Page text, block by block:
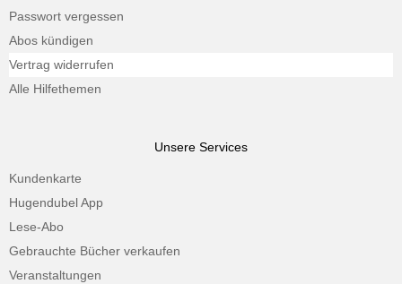
Passwort vergessen
Abos kündigen
Vertrag widerrufen
Alle Hilfethemen
Unsere Services
Kundenkarte
Hugendubel App
Lese-Abo
Gebrauchte Bücher verkaufen
Veranstaltungen